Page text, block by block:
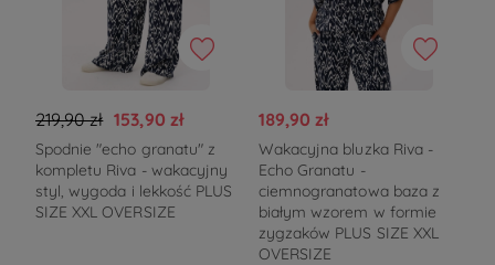
219,90 zł 153,90 zł
Spodnie "echo granatu" z
kompletu Riva - wakacyjny
styl, wygoda i lekkość PLUS
SIZE XXL OVERSIZE
189,90 zł
Wakacyjna bluzka Riva -
Echo Granatu -
ciemnogranatowa baza z
białym wzorem w formie
zygzaków PLUS SIZE XXL
OVERSIZE